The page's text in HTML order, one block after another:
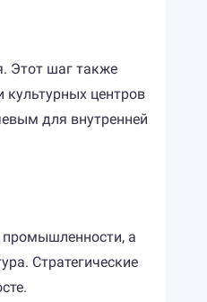
Этот шаг также
центров
для внутренней
промышленности, а
Стратегические